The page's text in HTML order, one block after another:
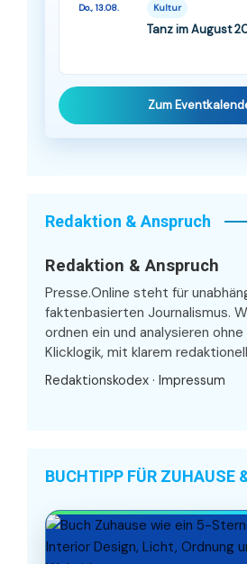
Do., 13.08. Kultur
Tanz im August
Zum
Redaktion & Anspruch
Redaktion & Anspruch
Presse.Online steht für
faktenbasierten Journalismus.
ordnen ein und analysieren
Klicklogik, mit klarem
Redaktionskodex · Impressum
BUCHTIPP FÜR ZUHAUSE